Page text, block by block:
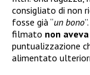
consigliato di non
fosse già “un bono
filmato non
puntualizzazione
alimentato